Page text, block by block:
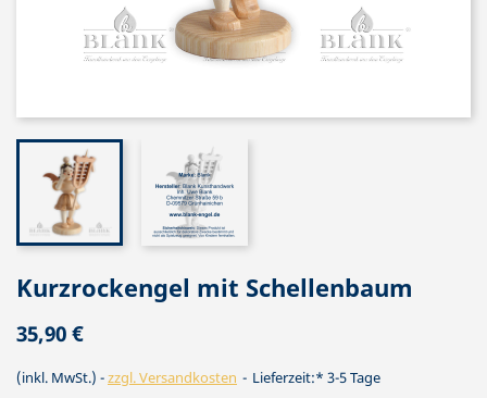
Kurzrockengel mit Schellenbaum
35,90 €
(inkl. MwSt.) zzgl. Versandkosten Lieferzeit:* 3-5 Tage